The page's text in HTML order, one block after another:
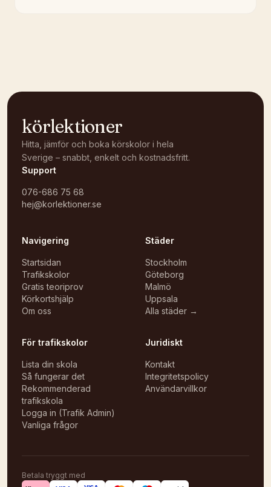
körlektioner
Hitta, jämför och boka körskolor i hela
Sverige – snabbt, enkelt och kostnadsfritt.
Support
076-686 75 68
hej@korlektioner.se
Navigering
Startsidan
Trafikskolor
Gratis teoriprov
Körkortshjälp
Om oss
Städer
Stockholm
Göteborg
Malmö
Uppsala
Alla städer →
För trafikskolor
Lista din skola
Så fungerar det
Rekommenderad
trafikskola
Logga in (Trafik Admin)
Vanliga frågor
Juridiskt
Kontakt
Integritetspolicy
Användarvillkor
Betala tryggt med